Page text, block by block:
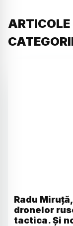
Radu
dronelor
tactica. Și